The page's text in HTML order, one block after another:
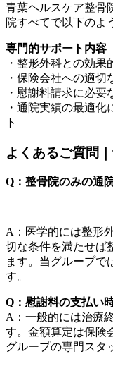
青葉ヘルスケア整骨
院すべてで以下のよ
専門的サポート内容
・整形外科との効
・保険会社への適
・慰謝料請求に必
・通院実績の最適
ト
よくあるご質問
Q：整骨院のみの通
A：医学的には整形
切な条件を満たせば
ます。当グループで
す。
Q：慰謝料の支払い
A：一般的には治療
す。金額算定は保険
グループの専門スタ